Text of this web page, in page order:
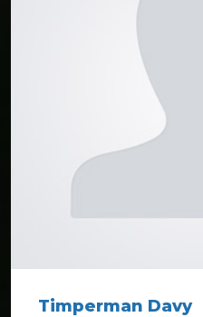
Timperman Davy